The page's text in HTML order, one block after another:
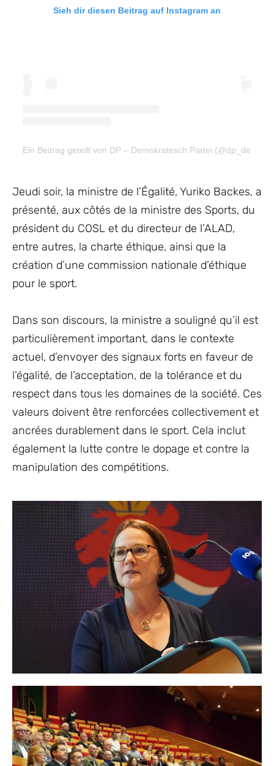
Sieh dir diesen Beitrag auf Instagram an
Ein Beitrag geteilt von DP – Demokratesch Partei
Jeudi soir, la ministre de l’Égalité, Yuriko Backes, a
présenté, aux côtés de la ministre des Sports, du
président du COSL et du directeur de l’ALAD,
entre autres, la charte éthique, ainsi que la
création d’une commission nationale d’éthique
pour le sport.
Dans son discours, la ministre a souligné qu’il est
particulièrement important, dans le contexte
actuel, d’envoyer des signaux forts en faveur de
l’égalité, de l’acceptation, de la tolérance et du
respect dans tous les domaines de la société. Ces
valeurs doivent être renforcées collectivement et
ancrées durablement dans le sport. Cela inclut
également la lutte contre le dopage et contre la
manipulation des compétitions.